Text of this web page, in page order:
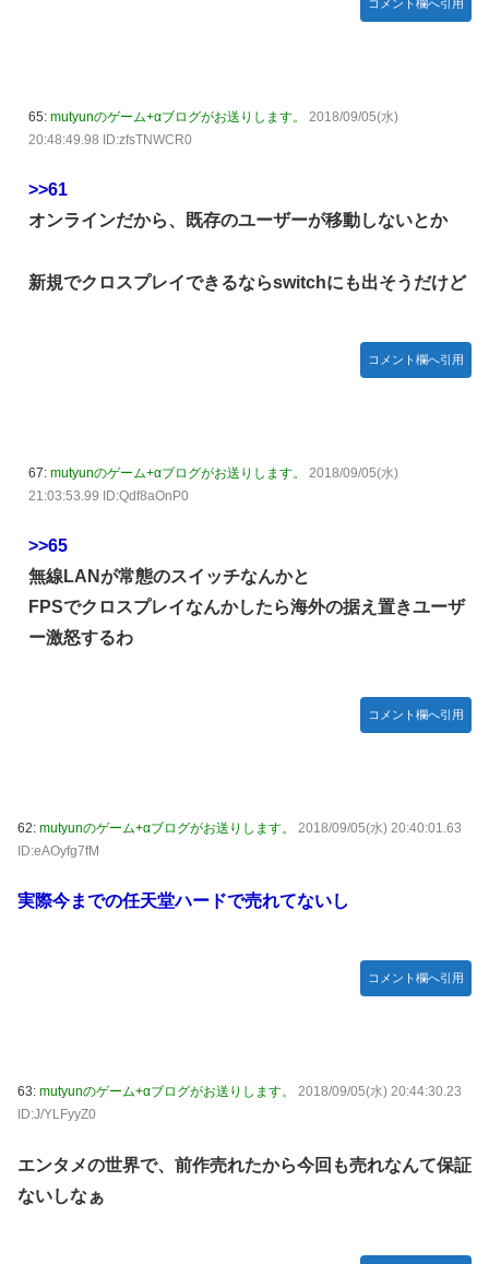
コメント欄へ引用
65: mutyunのゲーム+αブログがお送りします。
2018/09/05(水)
20:48:49.98 ID:zfsTNWCR0
>>61
オンラインだから、既存のユーザーが移動しないとか
新規でクロスプレイできるならswitchにも出そうだけど
コメント欄へ引用
67: mutyunのゲーム+αブログがお送りします。
2018/09/05(水)
21:03:53.99 ID:Qdf8aOnP0
>>65
無線LANが常態のスイッチなんかと
FPSでクロスプレイなんかしたら海外の据え置きユーザ
ー激怒するわ
コメント欄へ引用
62: mutyunのゲーム+αブログがお送りします。
2018/09/05(水) 20:40:01.63
ID:eAOyfg7fM
実際今までの任天堂ハードで売れてないし
コメント欄へ引用
63: mutyunのゲーム+αブログがお送りします。
2018/09/05(水) 20:44:30.23
ID:J/YLFyyZ0
エンタメの世界で、前作売れたから今回も売れなんて保証
ないしなぁ